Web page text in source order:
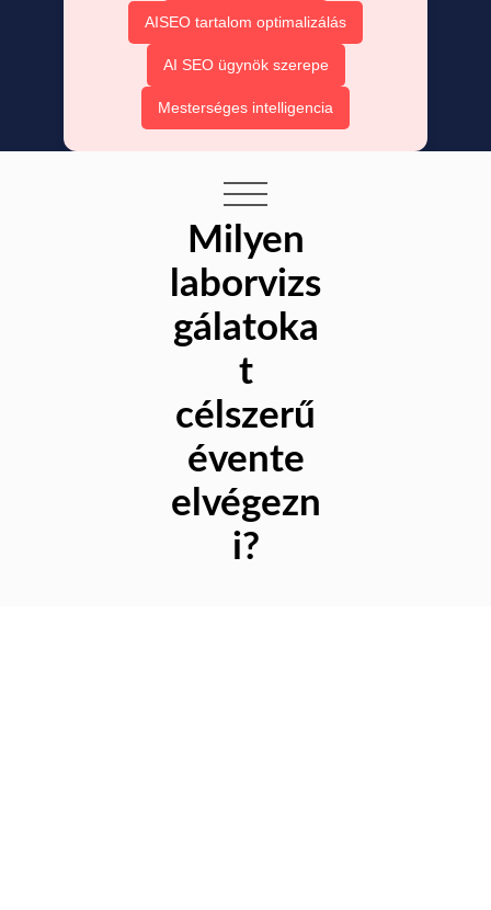
AISEO tartalom optimalizálás
AI SEO ügynök szerepe
Mesterséges intelligencia
Milyen
laborvizs
gálatoka
t
célszerű
évente
elvégezn
i?